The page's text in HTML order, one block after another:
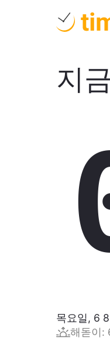
지
목요일, 6
해돋이: